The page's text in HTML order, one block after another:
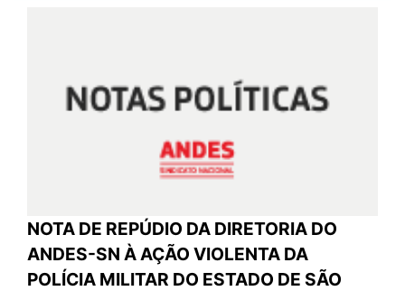
NOTA DE REPÚDIO DA DIRETORIA DO
ANDES-SN À AÇÃO VIOLENTA DA
POLÍCIA MILITAR DO ESTADO DE SÃO